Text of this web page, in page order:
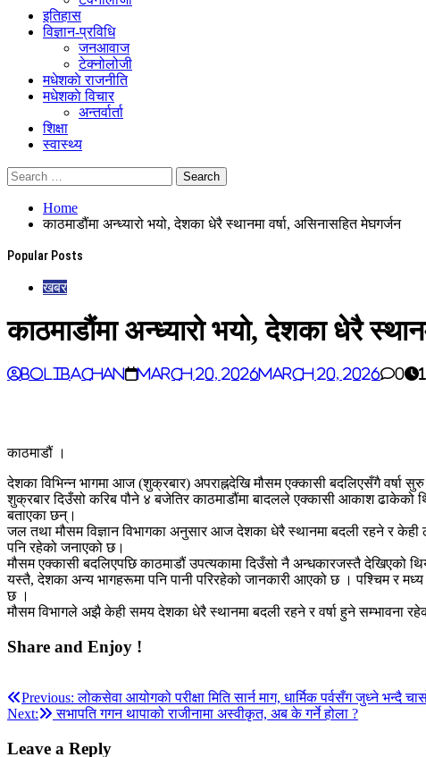
इतिहास
विज्ञान-प्रविधि
जनआवाज
टेक्नोलोजी
मधेशकाे राजनीति
मधेशकाे विचार
अन्तर्वार्ता
शिक्षा
स्वास्थ्य
Home
काठमाडौंमा अन्ध्यारो भयो, देशका धेरै स्थानमा वर्षा, असिनासहित मेघगर्जन
Popular Posts
खबर
काठमाडौंमा अन्ध्यारो भयो, देशका धेरै
BoliBachan March 20, 2026March 20, 2026 0
काठमाडौं ।
देशका विभिन्न भागमा आज (शुक्रबार) अपराह्नदेखि मौसम एक्कासी बदलिएसँगै वर्षा
शुक्रबार दिउँसो करिब पौने ४ बजेतिर काठमाडौंमा बादलले एक्कासी आकाश ढाकेको
बताएका छन्।
जल तथा मौसम विज्ञान विभागका अनुसार आज देशका धेरै स्थानमा बदली रहने र केही
पनि रहेको जनाएको छ।
मौसम एक्कासी बदलिएपछि काठमाडौं उपत्यकामा दिउँसो नै अन्धकारजस्तै देखिएको
यस्तै, देशका अन्य भागहरूमा पनि पानी परिरहेको जानकारी आएको छ । पश्चिम र मध्य
छ ।
मौसम विभागले अझै केही समय देशका धेरै स्थानमा बदली रहने र वर्षा हुने सम्भावना
Share and Enjoy !
Post
navigation
Previous: लोकसेवा आयोगको परीक्षा मिति सार्न माग, धार्मिक पर्वसँग जुध्ने भन्दै
Next:
सभापति गगन थापाको राजीनामा अस्वीकृत, अब के गर्ने होला ?
Leave a Reply